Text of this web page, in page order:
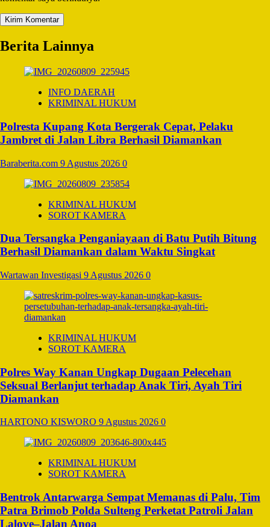
Berita Lainnya
INFO DAERAH
KRIMINAL HUKUM
Polresta Kupang Kota Bergerak Cepat, Pelaku
Jambret di Jalan Libra Berhasil Diamankan
Baraberita.com 9 Agustus 2026 0
KRIMINAL HUKUM
SOROT KAMERA
Dua Tersangka Penganiayaan di Batu Putih Bitung
Berhasil Diamankan dalam Waktu Singkat
Wartawan Investigasi 9 Agustus 2026 0
KRIMINAL HUKUM
SOROT KAMERA
Polres Way Kanan Ungkap Dugaan Pelecehan
Seksual Berlanjut terhadap Anak Tiri, Ayah Tiri
Diamankan
HARTONO KISWORO 9 Agustus 2026 0
KRIMINAL HUKUM
SOROT KAMERA
Bentrok Antarwarga Sempat Memanas di Palu, Tim
Patra Brimob Polda Sulteng Perketat Patroli Jalan
Lalove–Jalan Anoa